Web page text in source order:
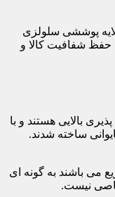
پوششی سلولزی
شفافیت کالا و
بالایی هستند و با
می باشند به گونه ای
خاصی نیست.